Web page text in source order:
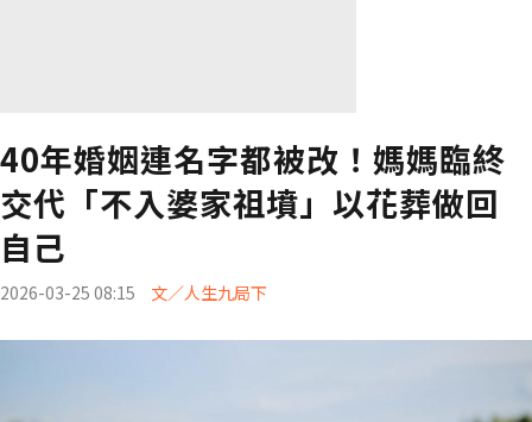
40年婚姻連名字都被改！媽媽臨終
交代「不入婆家祖墳」以花葬做回
自己
2026-03-25 08:15 文／人生九局下